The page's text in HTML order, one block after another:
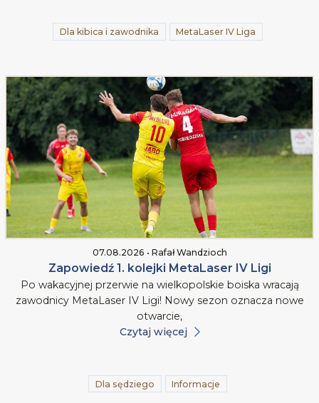
Dla kibica i zawodnika MetaLaser IV Liga
07.08.2026 • Rafał Wandzioch
Zapowiedź 1. kolejki MetaLaser IV Ligi
Po wakacyjnej przerwie na wielkopolskie boiska wracają
zawodnicy MetaLaser IV Ligi! Nowy sezon oznacza nowe
otwarcie,
Czytaj więcej
Dla sędziego Informacje